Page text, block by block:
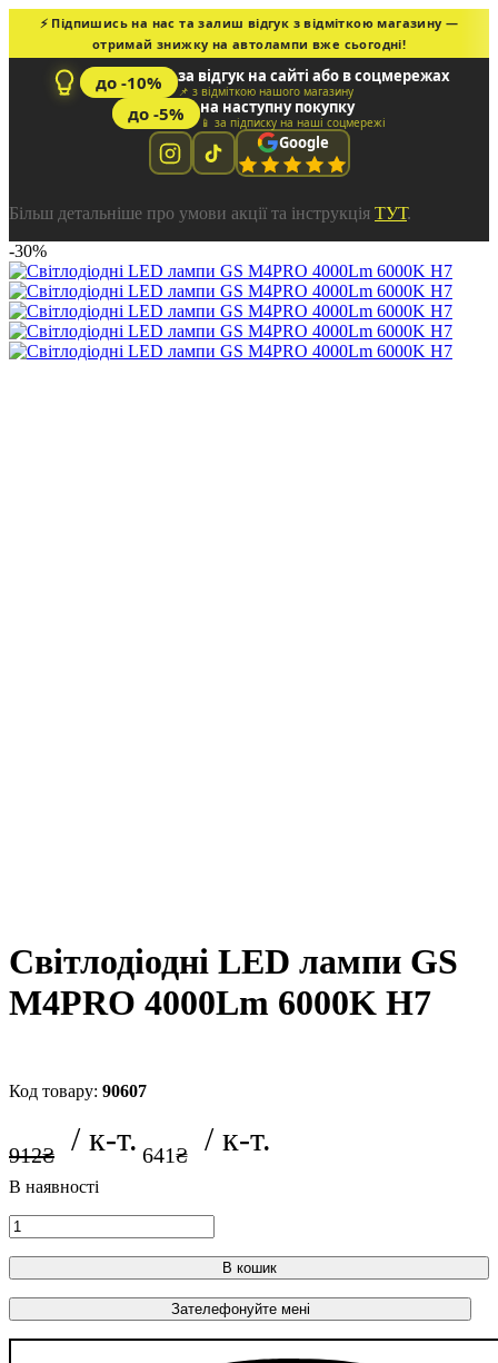
⚡ Підпишись на нас та залиш відгук з відміткою магазину —
отримай знижку на автолампи вже сьогодні!
до -10% за відгук на сайті або в соцмережах
📌 з відміткою нашого магазину
до -5% на наступну покупку
📱 за підписку на наші соцмережі
Google
Більш детальніше про умови акції та інструкція ТУТ.
-30%
Світлодіодні LED лампи GS
M4PRO 4000Lm 6000K H7
90607
912₴ 641₴
В кошик
Зателефонуйте мені